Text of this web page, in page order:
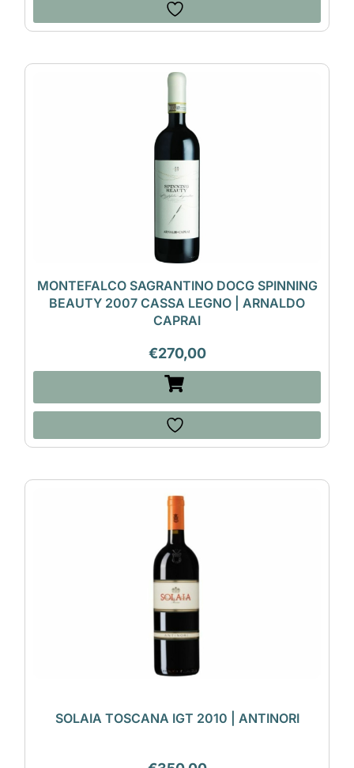
MONTEFALCO SAGRANTINO DOCG SPINNING
BEAUTY 2007 CASSA LEGNO | ARNALDO
CAPRAI
€270,00
SOLAIA TOSCANA IGT 2010 | ANTINORI